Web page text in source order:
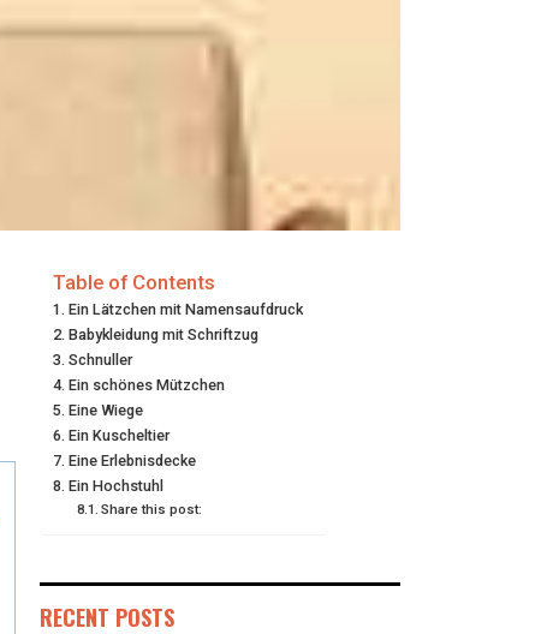
Table of Contents
Ein Lätzchen mit Namensaufdruck
Babykleidung mit Schriftzug
Schnuller
Ein schönes Mützchen
Eine Wiege
Ein Kuscheltier
Eine Erlebnisdecke
Ein Hochstuhl
Share this post:
RECENT POSTS